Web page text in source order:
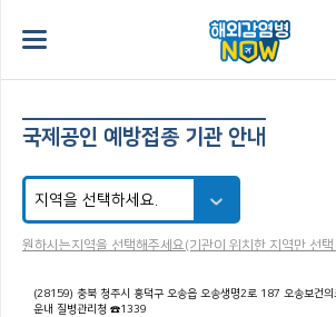
국제공인 예방접종 기관 안내
원하시는지역을 선택해주세요(기관이 위치한 지역만 선택
(28159) 충북 청주시 흥덕구 오송읍 오송생명2로 187 오송보건의
운내 질병관리청 ☎1339